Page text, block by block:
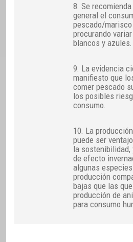
8. Se
general el
pescado/marisco
procurando
blancos y azules.
9. La evidencia
manifiesto que
comer pescado
los posibles
consumo.
10. La
puede ser
la sostenibilidad,
de efecto
algunas
producción
bajas que las
producción de
para consumo